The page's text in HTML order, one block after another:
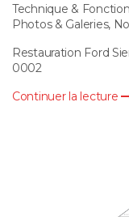
Technique &
Photos & Galeries,
Restauration Ford
0002
Continuer la lecture